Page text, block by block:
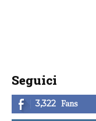
Seguici
3,322 Fans